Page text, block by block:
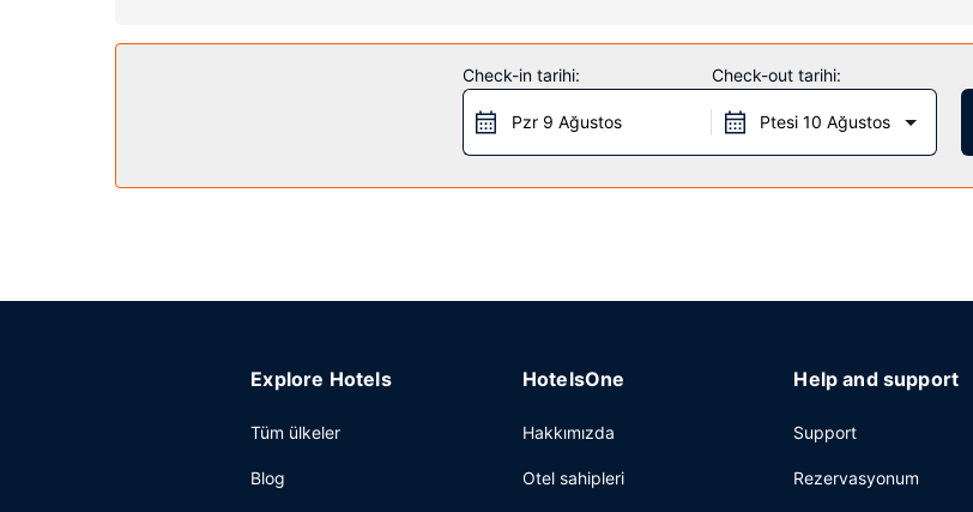
Kapalı havuz, jakuzi ve spor salonu dâhil sunulan dinlenme fırsatlarından yararlanın. Bu otelde
dükkânı/gazete standı ve banket salonu vardır.
Comfort Suites University misafirlerine restoranda yemek servisi yapılıyor. Oteldeki bar/oturma salonu
Check-in tarihi:
Pzr 9 Ağustos
Check-out tarihi:
Ptesi 10 Ağustos
Explore Hotels
Tüm ülkeler
Blog
HotelsOne
Hakkımızda
Otel sahipleri
Help and support
Support
Rezervasyonum